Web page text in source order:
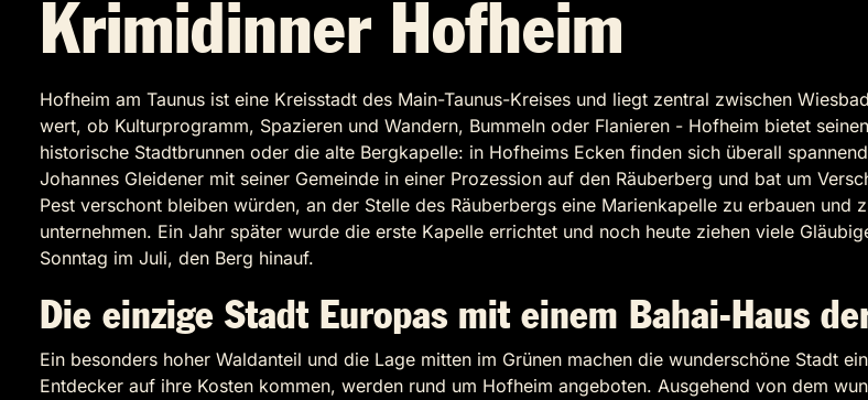
Krimidinner Hofheim
Hofheim am Taunus ist eine Kreisstadt des Main-Taunus-Kreises und liegt zentral zwischen
wert, ob Kulturprogramm, Spazieren und Wandern, Bummeln oder Flanieren - Hofheim bietet
historische Stadtbrunnen oder die alte Bergkapelle: in Hofheims Ecken finden sich überall
Johannes Gleidener mit seiner Gemeinde in einer Prozession auf den Räuberberg und bat um
Pest verschont bleiben würden, an der Stelle des Räuberbergs eine Marienkapelle zu erbauen
unternehmen. Ein Jahr später wurde die erste Kapelle errichtet und noch heute ziehen viele
Sonntag im Juli, den Berg hinauf.
Die einzige Stadt Europas mit einem Bahai-Haus
Ein besonders hoher Waldanteil und die Lage mitten im Grünen machen die wunderschöne Stadt
Entdecker auf ihre Kosten kommen, werden rund um Hofheim angeboten. Ausgehend von dem